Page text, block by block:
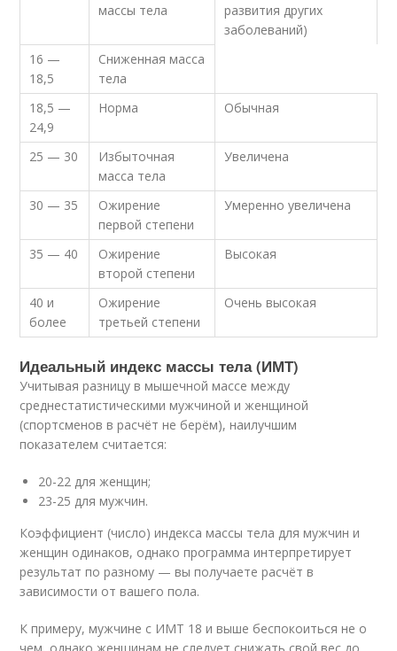
массы тела
развития других
заболеваний)
16 —
18,5
Сниженная масса
тела
18,5 —
24,9
Норма Обычная
25 — 30
Избыточная
масса тела
Увеличена
30 — 35
Ожирение
первой степени
Умеренно увеличена
35 — 40
Ожирение
второй степени
Высокая
40 и
более
Ожирение
третьей степени
Очень высокая
Идеальный индекс массы тела (ИМТ)
Учитывая разницу в мышечной массе между
среднестатистическими мужчиной и женщиной
(спортсменов в расчёт не берём), наилучшим
показателем считается:
20-22 для женщин;
23-25 для мужчин.
Коэффициент (число) индекса массы тела для мужчин и
женщин одинаков, однако программа интерпретирует
результат по разному — вы получаете расчёт в
зависимости от вашего пола.
К примеру, мужчине с ИМТ 18 и выше беспокоиться не о